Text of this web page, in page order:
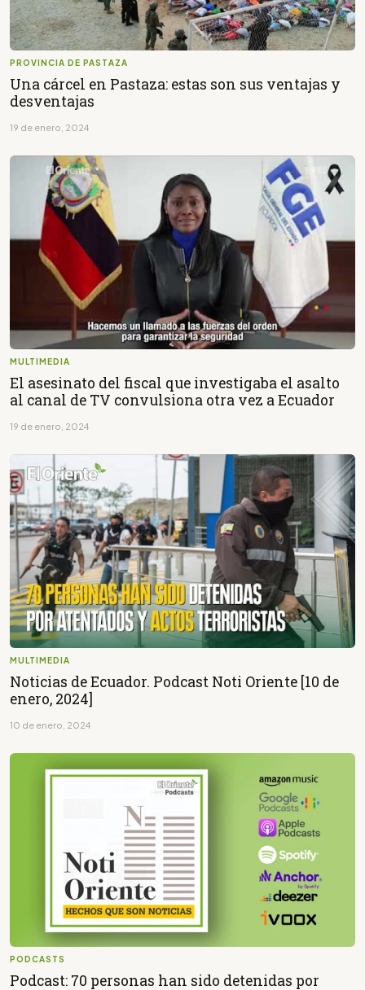
PROVINCIA DE PASTAZA
Una cárcel en Pastaza: estas son sus ventajas y
desventajas
19 de enero, 2024
MULTIMEDIA
El asesinato del fiscal que investigaba el asalto
al canal de TV convulsiona otra vez a Ecuador
19 de enero, 2024
MULTIMEDIA
Noticias de Ecuador. Podcast Noti Oriente [10 de
enero, 2024]
10 de enero, 2024
PODCASTS
Podcast: 70 personas han sido detenidas por